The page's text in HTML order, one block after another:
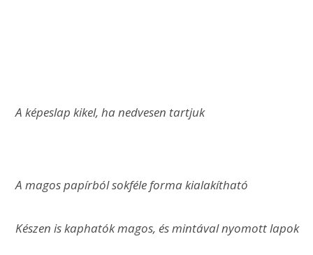
A képeslap kikel, ha nedvesen tartjuk
A magos papírból sokféle forma kialakítható
Készen is kaphatók magos, és mintával nyomott lapok